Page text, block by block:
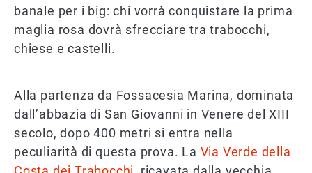
banale per i big: chi vorrà conquistare la prima
maglia rosa dovrà sfrecciare tra trabocchi,
chiese e castelli.
Alla partenza da Fossacesia Marina, dominata
dall’abbazia di San Giovanni in Venere del XIII
secolo, dopo 400 metri si entra nella
peculiarità di questa prova. La Via Verde della